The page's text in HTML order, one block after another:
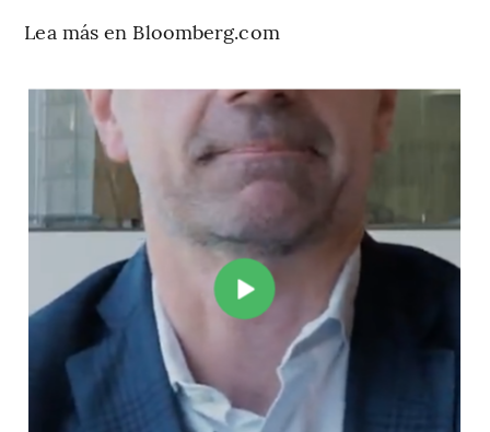
Lea más en Bloomberg.com